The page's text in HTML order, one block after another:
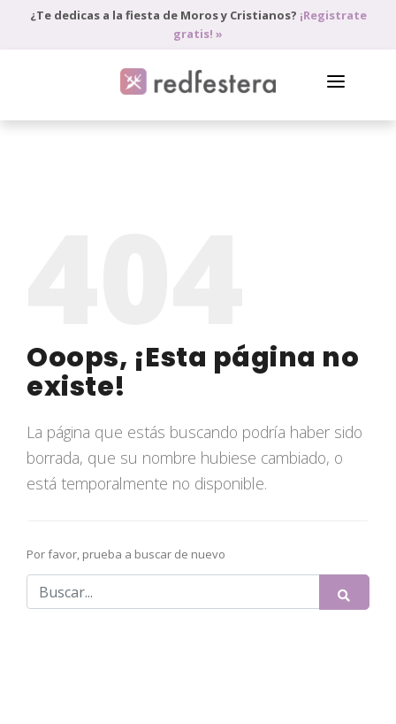
¿Te dedicas a la fiesta de Moros y Cristianos? ¡Registrate
gratis! »
Ooops, ¡Esta página no
existe!
La página que estás buscando podría haber sido
borrada, que su nombre hubiese cambiado, o
está temporalmente no disponible.
Por favor, prueba a buscar de nuevo